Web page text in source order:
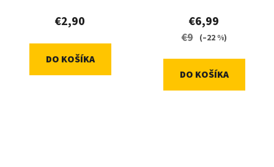
€2,90
DO KOŠÍKA
€6,99
€9 (–22 %)
DO KOŠÍKA